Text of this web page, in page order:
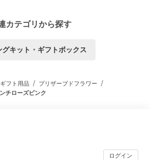
カテゴリから探す
グキット・ギフトボックス
ギフト用品 / プリザーブドフラワー /
チローズピンク
ログイン